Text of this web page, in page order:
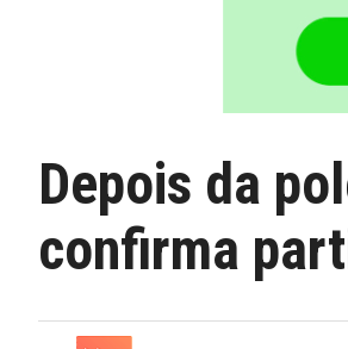
Depois da
confirma